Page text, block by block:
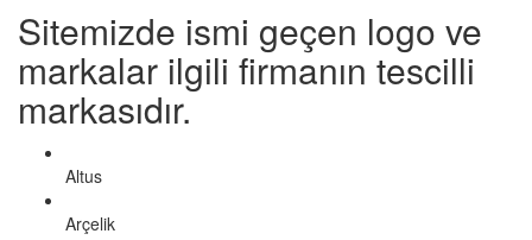
Sitemizde ismi geçen logo ve
markalar ilgili firmanın tescilli
markasıdır.
Altus
Arçelik